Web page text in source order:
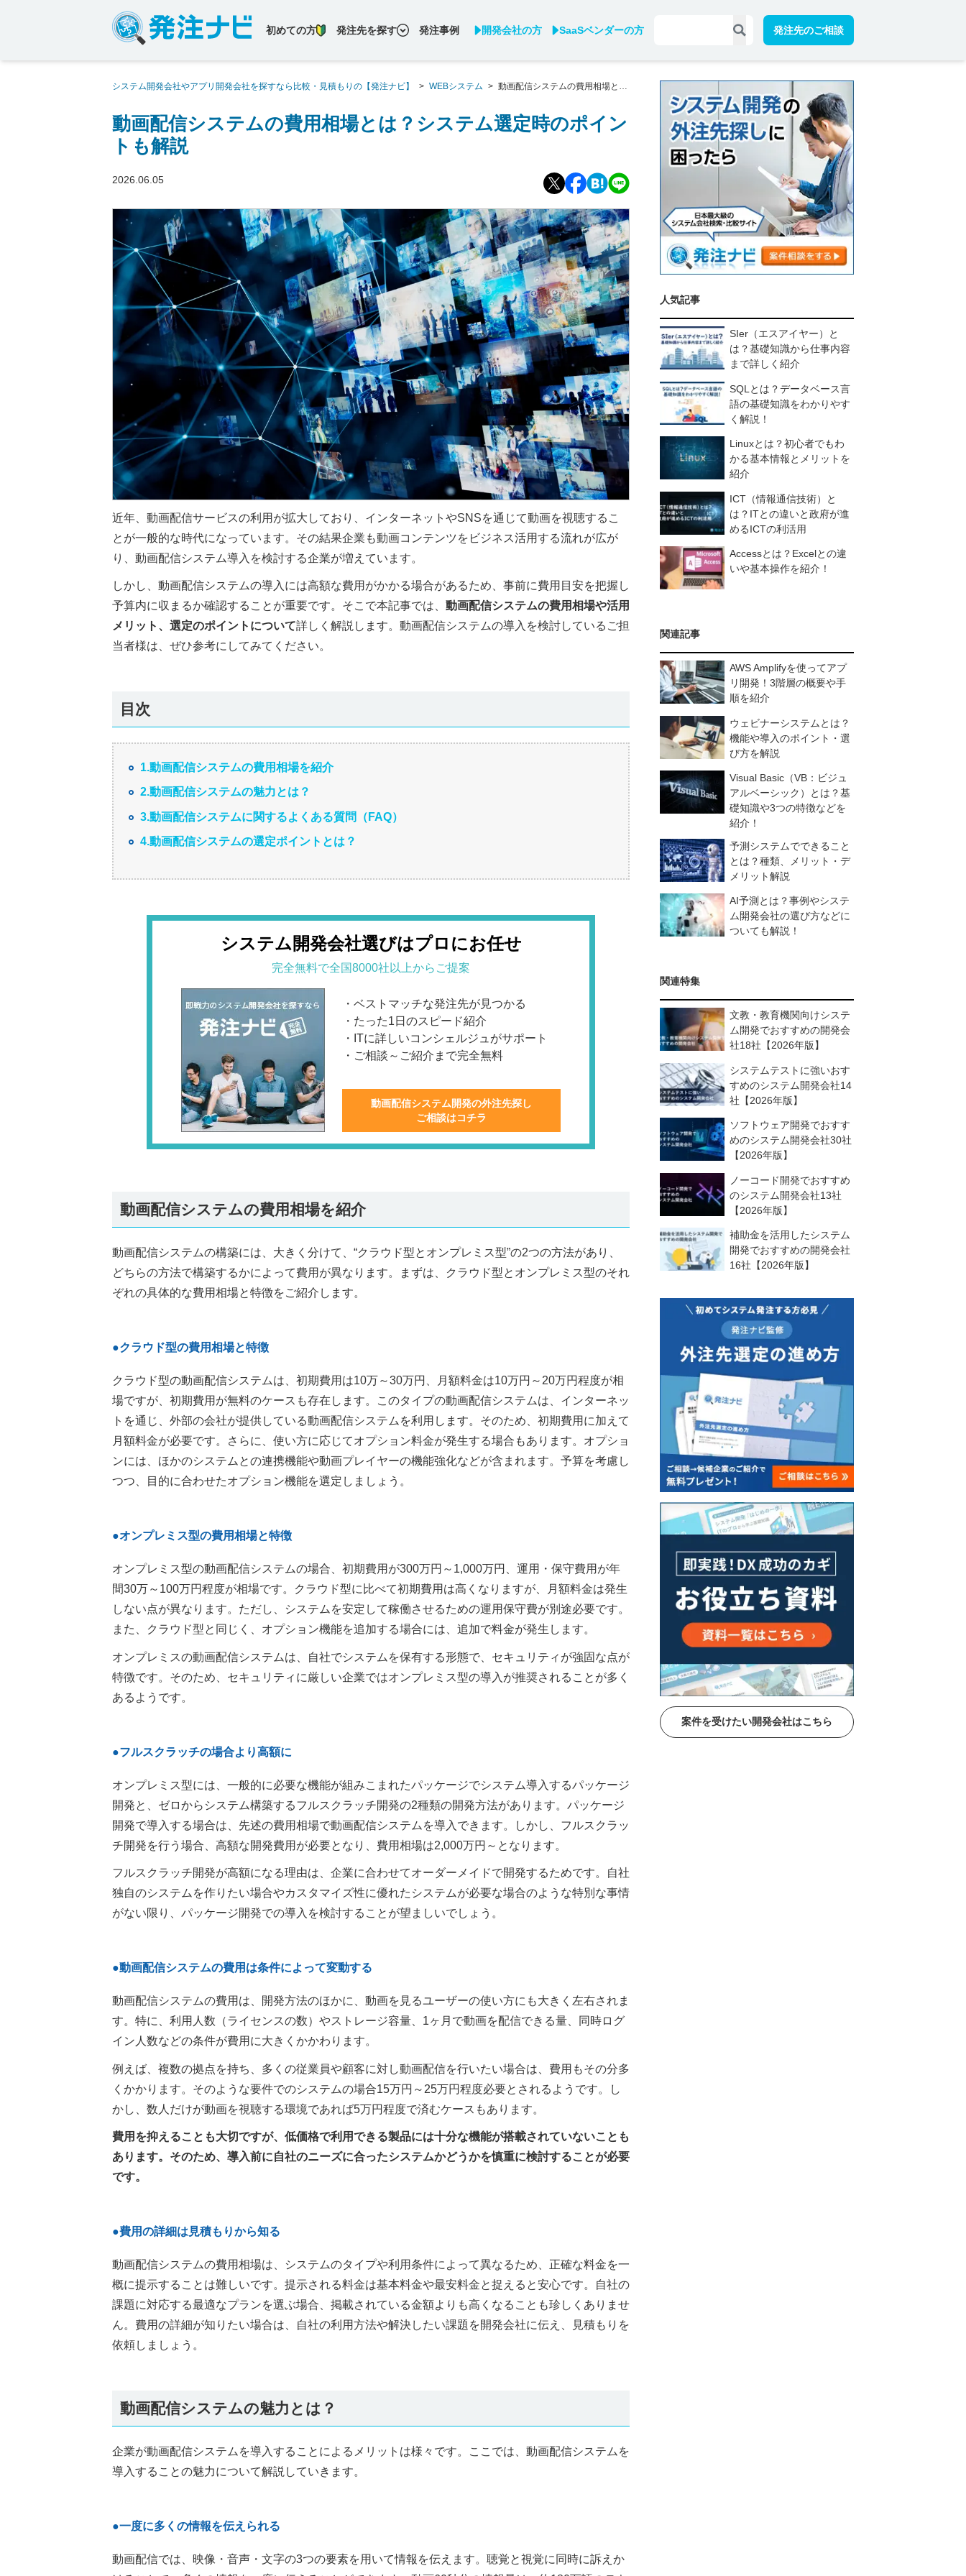
初めての方 発注先を探す 発注事例 開発会社の方 SaaSベンダーの方 発注先のご相談
システム開発会社やアプリ開発会社を探すなら比較・見積もりの【発注ナビ】 > WEBシステム > 動画配信システムの費用相場と
動画配信システムの費用相場とは？システム選定時のポイン
トも解説
2026.06.05
近年、動画配信サービスの利用が拡大しており、インターネットやSNSを通じて動画を視聴するこ
とが一般的な時代になっています。その結果企業も動画コンテンツをビジネス活用する流れが広が
り、動画配信システム導入を検討する企業が増えています。
しかし、動画配信システムの導入には高額な費用がかかる場合があるため、事前に費用目安を把握し
予算内に収まるか確認することが重要です。そこで本記事では、 動画配信システムの費用相場や活用
メリット、選定のポイントについて詳しく解説します。動画配信システムの導入を検討しているご担
当者様は、ぜひ参考にしてみてください。
目次
1.動画配信システムの費用相場を紹介
2.動画配信システムの魅力とは？
3.動画配信システムに関するよくある質問（FAQ）
4.動画配信システムの選定ポイントとは？
システム開発会社選びはプロにお任せ
完全無料で全国8000社以上からご提案
・ベストマッチな発注先が見つかる
・たった1日のスピード紹介
・ITに詳しいコンシェルジュがサポート
・ご相談～ご紹介まで完全無料
動画配信システム開発の外注先探し
ご相談はコチラ
動画配信システムの費用相場を紹介
動画配信システムの構築には、大きく分けて、“クラウド型とオンプレミス型”の2つの方法があり、
どちらの方法で構築するかによって費用が異なります。まずは、クラウド型とオンプレミス型のそれ
ぞれの具体的な費用相場と特徴をご紹介します。
●クラウド型の費用相場と特徴
クラウド型の動画配信システムは、初期費用は10万～30万円、月額料金は10万円～20万円程度が相
場ですが、初期費用が無料のケースも存在します。このタイプの動画配信システムは、インターネッ
トを通じ、外部の会社が提供している動画配信システムを利用します。そのため、初期費用に加えて
月額料金が必要です。さらに、使い方に応じてオプション料金が発生する場合もあります。オプショ
ンには、ほかのシステムとの連携機能や動画プレイヤーの機能強化などが含まれます。予算を考慮し
つつ、目的に合わせたオプション機能を選定しましょう。
●オンプレミス型の費用相場と特徴
オンプレミス型の動画配信システムの場合、初期費用が300万円～1,000万円、運用・保守費用が年
間30万～100万円程度が相場です。クラウド型に比べて初期費用は高くなりますが、月額料金は発生
しない点が異なります。ただし、システムを安定して稼働させるための運用保守費が別途必要です。
また、クラウド型と同じく、オプション機能を追加する場合には、追加で料金が発生します。
オンプレミスの動画配信システムは、自社でシステムを保有する形態で、セキュリティが強固な点が
特徴です。そのため、セキュリティに厳しい企業ではオンプレミス型の導入が推奨されることが多く
あるようです。
●フルスクラッチの場合より高額に
オンプレミス型には、一般的に必要な機能が組みこまれたパッケージでシステム導入するパッケージ
開発と、ゼロからシステム構築するフルスクラッチ開発の2種類の開発方法があります。パッケージ
開発で導入する場合は、先述の費用相場で動画配信システムを導入できます。しかし、フルスクラッ
チ開発を行う場合、高額な開発費用が必要となり、費用相場は2,000万円～となります。
フルスクラッチ開発が高額になる理由は、企業に合わせてオーダーメイドで開発するためです。自社
独自のシステムを作りたい場合やカスタマイズ性に優れたシステムが必要な場合のような特別な事情
がない限り、パッケージ開発での導入を検討することが望ましいでしょう。
●動画配信システムの費用は条件によって変動する
動画配信システムの費用は、開発方法のほかに、動画を見るユーザーの使い方にも大きく左右されま
す。特に、利用人数（ライセンスの数）やストレージ容量、1ヶ月で動画を配信できる量、同時ログ
イン人数などの条件が費用に大きくかかわります。
例えば、複数の拠点を持ち、多くの従業員や顧客に対し動画配信を行いたい場合は、費用もその分多
くかかります。そのような要件でのシステムの場合15万円～25万円程度必要とされるようです。し
かし、数人だけが動画を視聴する環境であれば5万円程度で済むケースもあります。
費用を抑えることも大切ですが、低価格で利用できる製品には十分な機能が搭載されていないことも
あります。そのため、導入前に自社のニーズに合ったシステムかどうかを慎重に検討することが必要
です。
●費用の詳細は見積もりから知る
動画配信システムの費用相場は、システムのタイプや利用条件によって異なるため、正確な料金を一
概に提示することは難しいです。提示される料金は基本料金や最安料金と捉えると安心です。自社の
課題に対応する最適なプランを選ぶ場合、掲載されている金額よりも高くなることも珍しくありませ
ん。費用の詳細が知りたい場合は、自社の利用方法や解決したい課題を開発会社に伝え、見積もりを
依頼しましょう。
動画配信システムの魅力とは？
企業が動画配信システムを導入することによるメリットは様々です。ここでは、動画配信システムを
導入することの魅力について解説していきます。
●一度に多くの情報を伝えられる
動画配信では、映像・音声・文字の3つの要素を用いて情報を伝えます。聴覚と視覚に同時に訴えか
人気記事
SIer（エスアイヤー）と
は？基礎知識から仕事内容
まで詳しく紹介
SQLとは？データベース言
語の基礎知識をわかりやす
く解説！
Linuxとは？初心者でもわ
かる基本情報とメリットを
紹介
ICT（情報通信技術）と
は？ITとの違いと政府が進
めるICTの利活用
Accessとは？Excelとの違
いや基本操作を紹介！
関連記事
AWS Amplifyを使ってアプ
リ開発！3階層の概要や手
順を紹介
ウェビナーシステムとは？
機能や導入のポイント・選
び方を解説
Visual Basic（VB：ビジュ
アルベーシック）とは？基
礎知識や3つの特徴などを
紹介！
予測システムでできること
とは？種類、メリット・デ
メリット解説
AI予測とは？事例やシステ
ム開発会社の選び方などに
ついても解説！
関連特集
文教・教育機関向けシステ
ム開発でおすすめの開発会
社18社【2026年版】
システムテストに強いおす
すめのシステム開発会社14
社【2026年版】
ソフトウェア開発でおすす
めのシステム開発会社30社
【2026年版】
ノーコード開発でおすすめ
のシステム開発会社13社
【2026年版】
補助金を活用したシステム
開発でおすすめの開発会社
16社【2026年版】
案件を受けたい開発会社はこちら